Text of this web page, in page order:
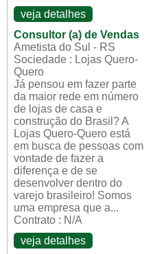
veja detalhes
Consultor (a) de Vendas
Ametista do Sul - RS
Sociedade : Lojas Quero-
Quero
Já pensou em fazer parte
da maior rede em número
de lojas de casa e
construção do Brasil? A
Lojas Quero-Quero está
em busca de pessoas com
vontade de fazer a
diferença e de se
desenvolver dentro do
varejo brasileiro! Somos
uma empresa que a...
Contrato : N/A
veja detalhes